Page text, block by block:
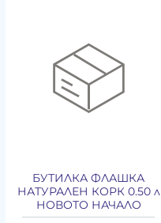
БУТИЛКА ФЛАШКА
НАТУРАЛЕН КОРК 0.50 л
НОВОТО НАЧАЛО